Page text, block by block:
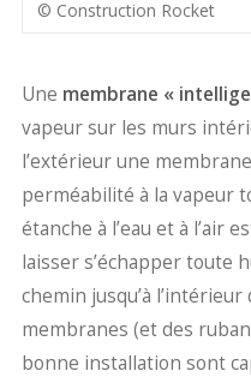
© Construction Rocket
Une membrane «
vapeur sur les murs
l’extérieur une
perméabilité à la vapeur
étanche à l’eau et à l’air
laisser s’échapper toute
chemin jusqu’à
membranes (et des
bonne installation sont